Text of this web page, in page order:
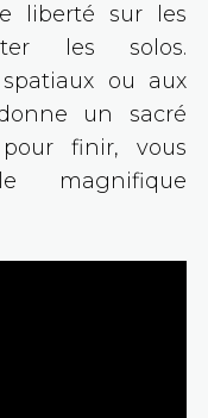
liberté sur les
les solos.
ou aux
un sacré
finir, vous
magnifique